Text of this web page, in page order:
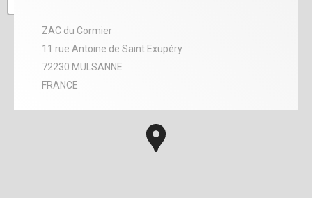
ZAC du Cormier
11 rue Antoine de Saint Exupéry
72230 MULSANNE
FRANCE